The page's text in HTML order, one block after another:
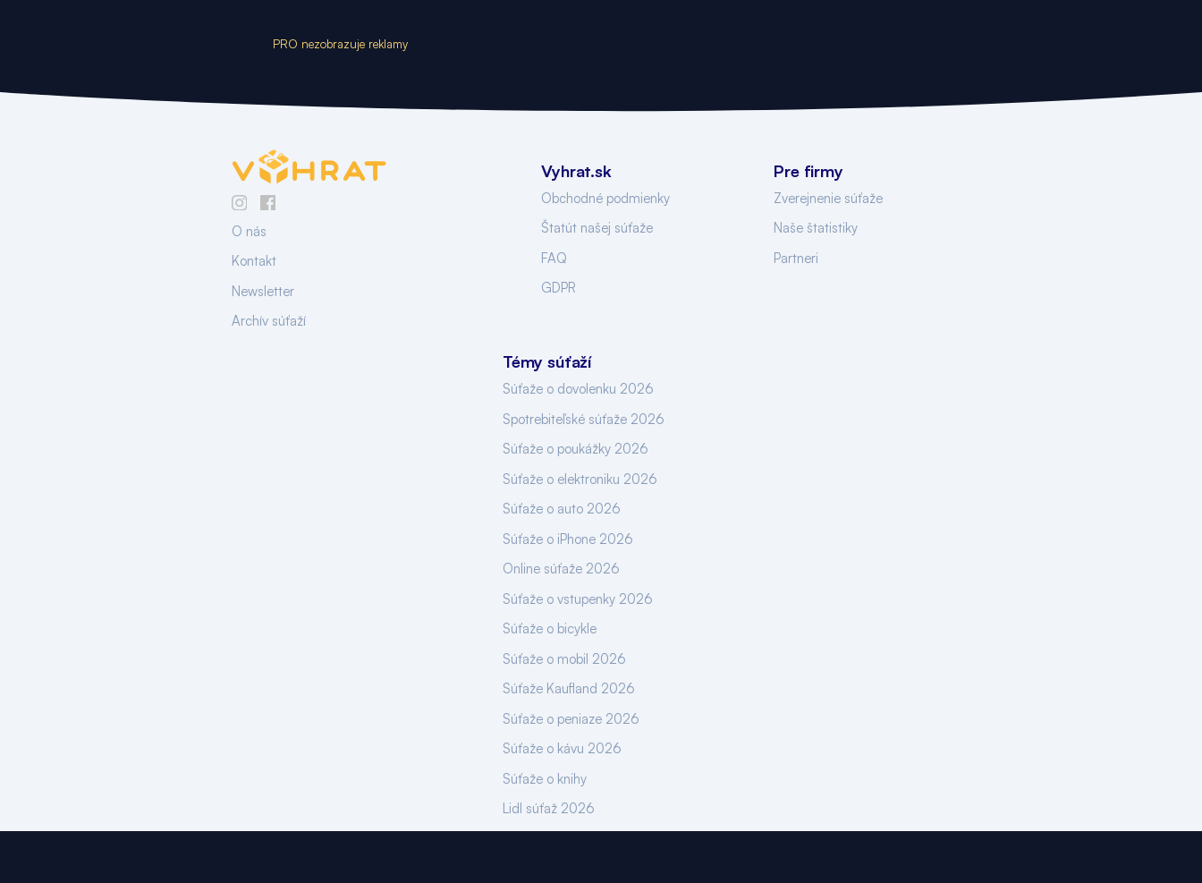
PRO nezobrazuje reklamy
O nás
Kontakt
Newsletter
Archív súťaží
Vyhrat.sk
Obchodné podmienky
Štatút našej súťaže
FAQ
GDPR
Pre firmy
Zverejnenie súťaže
Naše štatistiky
Partneri
Témy súťaží
Súťaže o dovolenku 2026
Spotrebiteľské súťaže 2026
Súťaže o poukážky 2026
Súťaže o elektroniku 2026
Súťaže o auto 2026
Súťaže o iPhone 2026
Online súťaže 2026
Súťaže o vstupenky 2026
Súťaže o bicykle
Súťaže o mobil 2026
Súťaže Kaufland 2026
Súťaže o peniaze 2026
Súťaže o kávu 2026
Súťaže o knihy
Lidl súťaž 2026